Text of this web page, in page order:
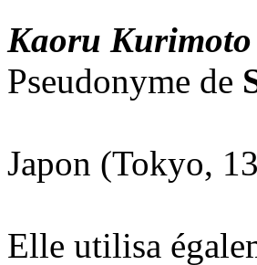
Kaoru Kurimoto
Pseudonyme de
Japon (Tokyo,
Elle utilisa